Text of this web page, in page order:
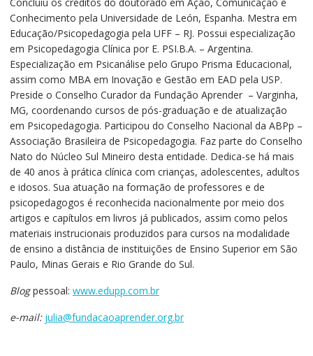
Concluiu os créditos do doutorado em Ação, Comunicação e
Conhecimento pela Universidade de León, Espanha. Mestra em
Educação/Psicopedagogia pela UFF – RJ. Possui especialização
em Psicopedagogia Clínica por E. PSI.B.A. – Argentina.
Especialização em Psicanálise pelo Grupo Prisma Educacional,
assim como MBA em Inovação e Gestão em EAD pela USP.
Preside o Conselho Curador da Fundação Aprender – Varginha,
MG, coordenando cursos de pós-graduação e de atualização
em Psicopedagogia. Participou do Conselho Nacional da ABPp –
Associação Brasileira de Psicopedagogia. Faz parte do Conselho
Nato do Núcleo Sul Mineiro desta entidade. Dedica-se há mais
de 40 anos à prática clínica com crianças, adolescentes, adultos
e idosos. Sua atuação na formação de professores e de
psicopedagogos é reconhecida nacionalmente por meio dos
artigos e capítulos em livros já publicados, assim como pelos
materiais instrucionais produzidos para cursos na modalidade
de ensino a distância de instituições de Ensino Superior em São
Paulo, Minas Gerais e Rio Grande do Sul.
Blogpessoal: www.edupp.com.br
e-mail: julia@fundacaoaprender.org.br